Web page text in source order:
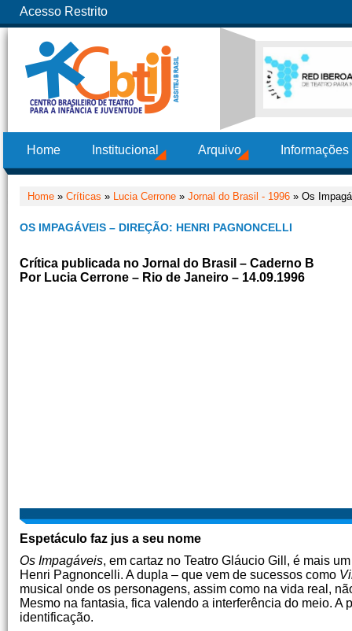
Acesso Restrito
Home Institucional Arquivo
Home » Críticas » Lucia Cerrone » Jornal do Brasil - 1996 » Os
OS IMPAGÁVEIS – DIREÇÃO: HENRI PAGNONCELLI
Crítica publicada no Jornal do Brasil – Caderno B
Por Lucia Cerrone – Rio de Janeiro – 14.09.1996
Espetáculo faz jus a seu nome
Os Impagáveis, em cartaz no Teatro Gláucio Gill, é mais
Henri Pagnoncelli. A dupla – que vem de sucessos como
musical onde os personagens, assim como na vida real,
Mesmo na fantasia, fica valendo a interferência do meio.
identificação.